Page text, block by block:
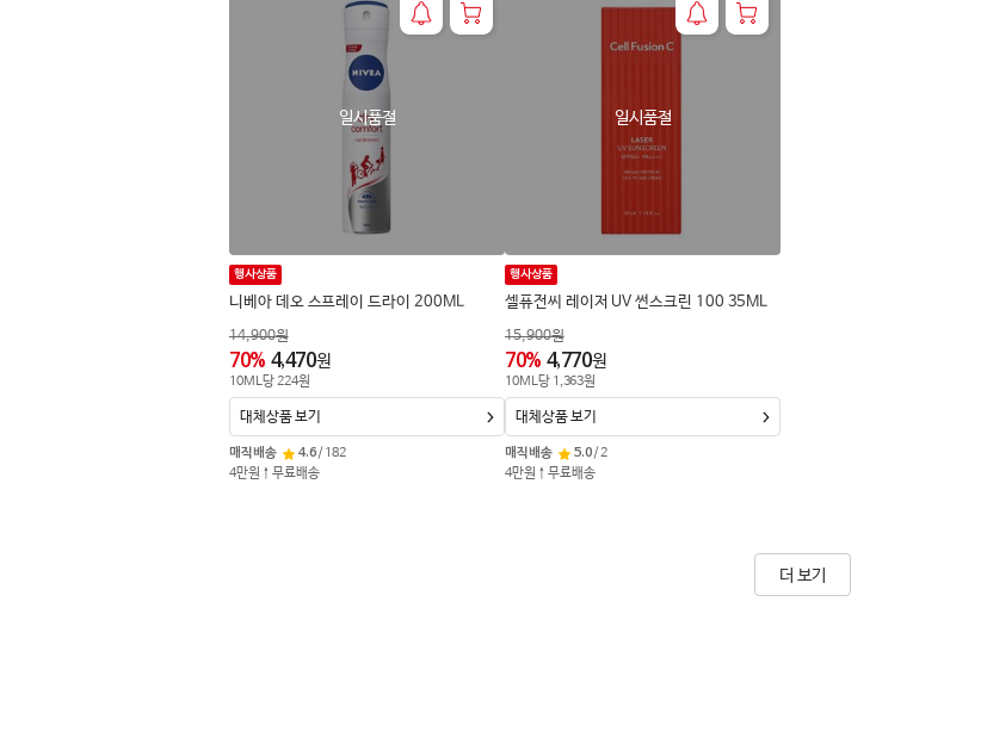
니베아 데오 스프레이 드라이 200ML
일시품절
행사상품
14,900원
70% 4,470원
10ML당224원
매직배송 4.6/ 182
4만원↑무료배송
대체상품 보기
셀퓨전씨 레이저 UV 썬스크린 100 35ML
일시품절
행사상품
15,900원
70% 4,770원
10ML당 1,363원
매직배송 5.0/2
4만원↑무료배송
대체상품 보기
더 보기